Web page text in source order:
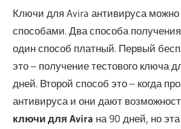
Ключи для Avira антивируса
способами. Два способа
один способ платный. Первый
это – получение тестового ключа
дней. Второй способ это – когда
антивируса и они дают
ключи для Avira на 90 дней, но